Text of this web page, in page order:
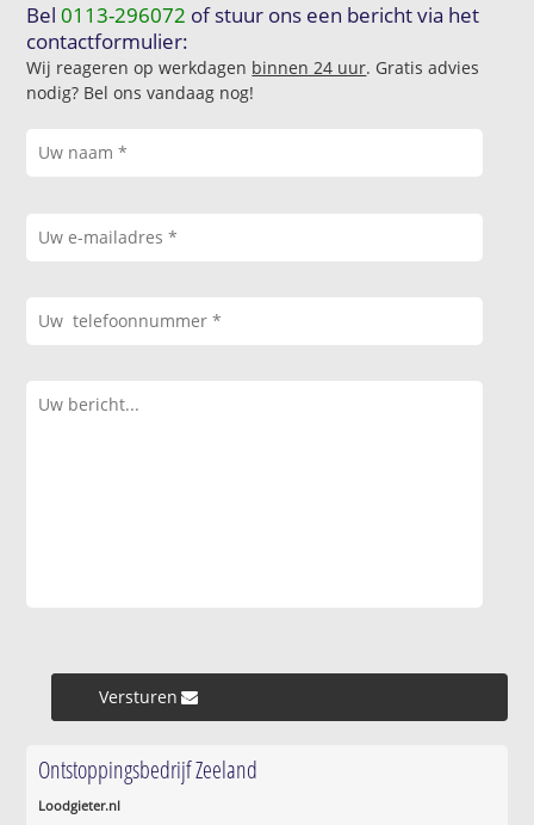
Bel0113-296072 of stuur ons een bericht via het
contactformulier:
Wij reageren op werkdagen binnen 24 uur. Gratis advies
nodig? Bel ons vandaag nog!
Versturen »
Ontstoppingsbedrijf Zeeland
Loodgieter.nl